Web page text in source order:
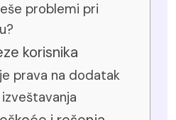
problemi pri
korisnika
prava na dodatak